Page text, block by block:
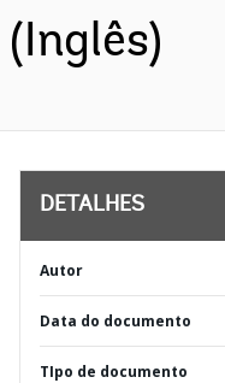
(Inglês)
DETALHES
Autor
Data do documento
TIpo de documento